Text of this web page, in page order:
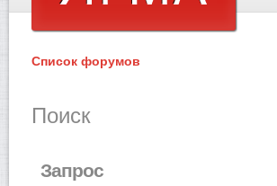
Список форумов
Поиск
Запрос